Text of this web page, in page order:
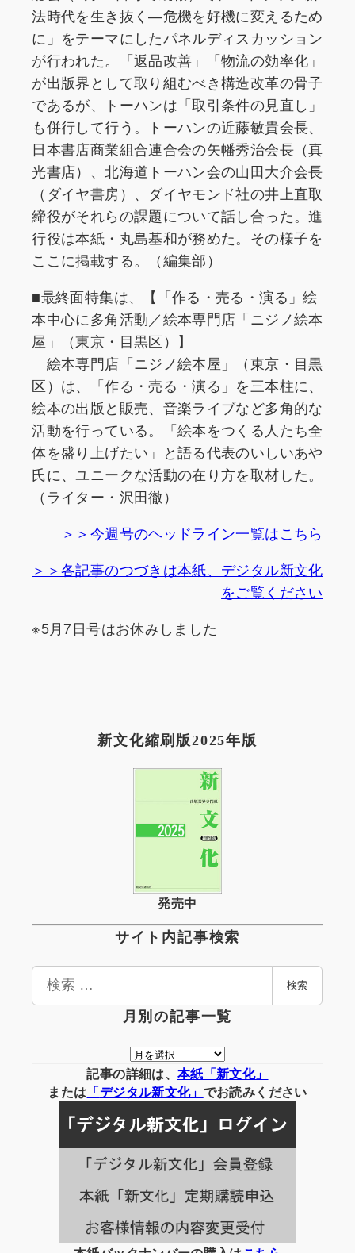
法時代を生き抜く―危機を好機に変えるため
に」をテーマにしたパネルディスカッション
が行われた。「返品改善」「物流の効率化」
が出版界として取り組むべき構造改革の骨子
であるが、トーハンは「取引条件の見直し」
も併行して行う。トーハンの近藤敏貴会長、
日本書店商業組合連合会の矢幡秀治会長（真
光書店）、北海道トーハン会の山田大介会長
（ダイヤ書房）、ダイヤモンド社の井上直取
締役がそれらの課題について話し合った。進
行役は本紙・丸島基和が務めた。その様子を
ここに掲載する。（編集部）
■最終面特集は、【「作る・売る・演る」絵
本中心に多角活動／絵本専門店「ニジノ絵本
屋」（東京・目黒区）】
絵本専門店「ニジノ絵本屋」（東京・目黒
区）は、「作る・売る・演る」を三本柱に、
絵本の出版と販売、音楽ライブなど多角的な
活動を行っている。「絵本をつくる人たち全
体を盛り上げたい」と語る代表のいしいあや
氏に、ユニークな活動の在り方を取材した。
（ライター・沢田徹）
＞＞今週号のヘッドライン一覧はこちら
＞＞各記事のつづきは本紙、デジタル新文化
をご覧ください
※5月7日号はお休みしました
新文化縮刷版2025年版
発売中
サイト内記事検索
検
検索
月別の記事一覧
月
別
の
事
一
覧
記事の詳細は、 本紙「新文化」
または 「デジタル新文化」 でお読みください